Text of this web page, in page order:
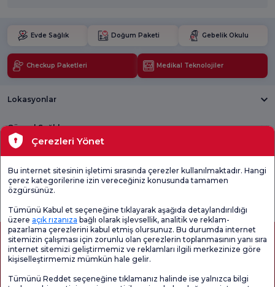
Evde Sağlık Doğum Paketi Gebelik Okulu
Checkup Paketleri Medikal Teknolojiler
Lokasyonlar
Güncel Sağlık
Tıbbi Birimler
Genel
Memnuniyet
Çerezleri Yönet
Bu internet sitesinin işletimi sırasında çerezler kullanılmaktadır. Hangi
çerez kategorilerine izin vereceğiniz konusunda tamamen
özgürsünüz.
Tümünü Kabul et seçeneğine tıklayarak aşağıda detaylandırıldığı
üzere açık rızanıza bağlı olarak işlevsellik, analitik ve reklam-
pazarlama çerezlerini kabul etmiş olursunuz. Bu durumda internet
sitemizin çalışması için zorunlu olan çerezlerin toplanmasının yanı sıra
internet sitemizi geliştirmemiz ve reklamları ilgili merkezinize göre
kişiselleştirmemiz mümkün hale gelir.
Tümünü Reddet seçeneğine tıklamanız halinde ise yalnızca bilgi